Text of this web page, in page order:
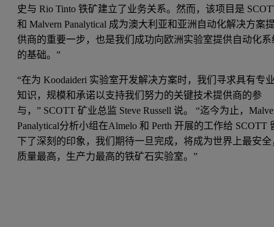
史与 Rio Tinto 铁矿建立了业务关系。然而，该项目是
和 Malvern Panalytical 成为澳大利亚和亚洲自动化解决方案
供商的重要一步，也是我们成功向欧洲实验室提供自动化系
的基础。”
“在为 Koodaideri 实验室开发解决方案时，我们寻求具有专
知识，规模和承诺以支持我们努力的关键技术提供商的参
与，” SCOTT 矿业总监 Steve Russell 说。 “迄今为止，
Panalytical分析小组在Almelo 和 Perth 开展的工作给 SCOTT
下了深刻的印象，我们期待一旦完成，将成为世界上最安全
质量最高，生产力最高的铁矿石实验室。”